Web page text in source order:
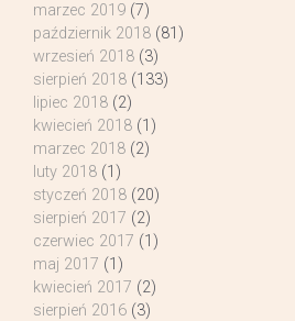
marzec 2019 (7)
październik 2018 (81)
wrzesień 2018 (3)
sierpień 2018 (133)
lipiec 2018 (2)
kwiecień 2018 (1)
marzec 2018 (2)
luty 2018 (1)
styczeń 2018 (20)
sierpień 2017 (2)
czerwiec 2017 (1)
maj 2017 (1)
kwiecień 2017 (2)
sierpień 2016 (3)